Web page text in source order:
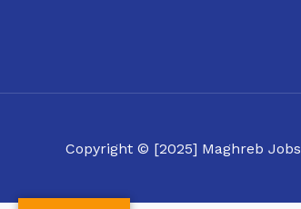
Copyright © [2025] Maghreb Jobs